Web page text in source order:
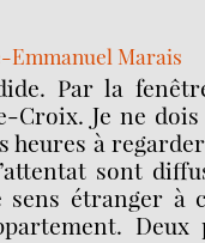
Emmanuel Marais
Par la
Croix. Je ne
heures à
sont
étranger à